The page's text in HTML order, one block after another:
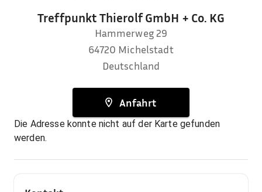
Treffpunkt Thierolf GmbH + Co. KG
Hammerweg 29
64720 Michelstadt
Deutschland
Anfahrt
Die Adresse konnte nicht auf der Karte gefunden
werden.